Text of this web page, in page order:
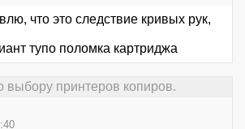
что это следствие кривых рук,
тупо поломка картриджа
выбору принтеров копиров.